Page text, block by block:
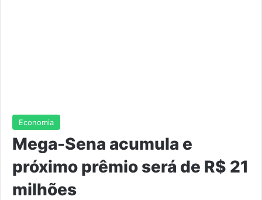
Economia
Mega-Sena acumula e
próximo prêmio será de R$ 21
milhões